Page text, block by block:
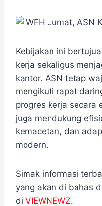
Kebijakan ini
kerja sekaligus
kantor. ASN tetap
mengikuti rapat
progres kerja secara
juga mendukung
kemacetan, dan
modern.
Simak informasi
yang akan di bahas
di VIEWNEWZ.